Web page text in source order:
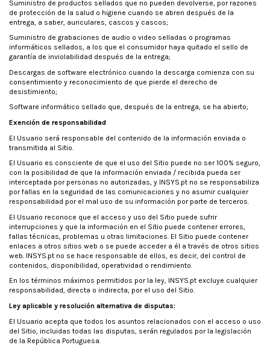
Suministro de productos sellados que no pueden devolverse, por razones
de protección de la salud o higiene cuando se abren después de la
entrega, a saber, auriculares, cascos y cascos;
Suministro de grabaciones de audio o video selladas o programas
informáticos sellados, a los que el consumidor haya quitado el sello de
garantía de inviolabilidad después de la entrega;
Descargas de software electrónico cuando la descarga comienza con su
consentimiento y reconocimiento de que pierde el derecho de
desistimiento;
Software informático sellado que, después de la entrega, se ha abierto;
Exención de responsabilidad
El Usuario será responsable del contenido de la información enviada o
transmitida al Sitio.
El Usuario es consciente de que el uso del Sitio puede no ser 100% seguro,
con la posibilidad de que la información enviada / recibida pueda ser
interceptada por personas no autorizadas, y INSYS.pt no se responsabiliza
por fallas en la seguridad de las comunicaciones y no asumir cualquier
responsabilidad por el mal uso de su información por parte de terceros.
El Usuario reconoce que el acceso y uso del Sitio puede sufrir
interrupciones y que la información en el Sitio puede contener errores,
fallas técnicas, problemas u otras limitaciones. El Sitio puede contener
enlaces a otros sitios web o se puede acceder a él a través de otros sitios
web. INSYS.pt no se hace responsable de ellos, es decir, del control de
contenidos, disponibilidad, operatividad o rendimiento.
En los términos máximos permitidos por la ley, INSYS.pt excluye cualquier
responsabilidad, directa o indirecta, por el uso del Sitio.
Ley aplicable y resolución alternativa de disputas:
El Usuario acepta que todos los asuntos relacionados con el acceso o uso
del Sitio, incluidas todas las disputas, serán regulados por la legislación
de la República Portuguesa.